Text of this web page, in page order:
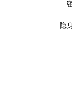
隐